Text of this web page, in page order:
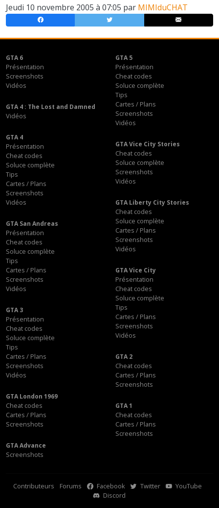
Jeudi 10 novembre 2005 à 07:05 par MIMIduCHAT
GTA 6
Présentation
Screenshots
Vidéos
GTA 5
Présentation
Cheat codes
Soluce complète
Tips
Cartes / Plans
Screenshots
Vidéos
GTA 4 : The Lost and Damned
Vidéos
GTA 4
Présentation
Cheat codes
Soluce complète
Tips
Cartes / Plans
Screenshots
Vidéos
GTA Vice City Stories
Cheat codes
Soluce complète
Screenshots
Vidéos
GTA Liberty City Stories
Cheat codes
Soluce complète
Cartes / Plans
Screenshots
Vidéos
GTA San Andreas
Présentation
Cheat codes
Soluce complète
Tips
Cartes / Plans
Screenshots
Vidéos
GTA Vice City
Présentation
Cheat codes
Soluce complète
Tips
Cartes / Plans
Screenshots
Vidéos
GTA 3
Présentation
Cheat codes
Soluce complète
Tips
Cartes / Plans
Screenshots
Vidéos
GTA 2
Cheat codes
Cartes / Plans
Screenshots
GTA London 1969
Cheat codes
Cartes / Plans
Screenshots
GTA 1
Cheat codes
Cartes / Plans
Screenshots
GTA Advance
Screenshots
Contributeurs Forums Facebook Twitter
YouTube
Discord